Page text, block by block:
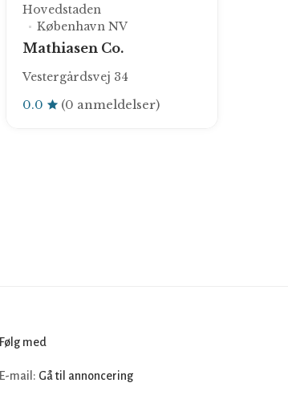
Hovedstaden
København NV
Mathiasen Co.
Vestergårdsvej 34
0.0 (0 anmeldelser)
Følg med
E-mail: Gå til annoncering